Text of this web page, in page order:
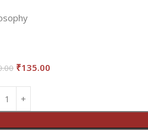
₹135.00